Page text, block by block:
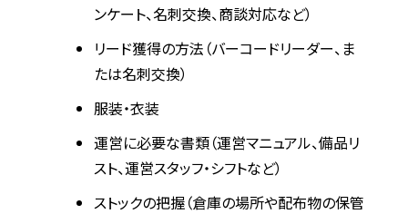
ンケート、名刺交換、商談対応など）
リード獲得の方法（バーコードリーダー、ま
たは名刺交換）
服装・衣装
運営に必要な書類（運営マニュアル、備品リ
スト、運営スタッフ・シフトなど）
ストックの把握（倉庫の場所や配布物の保管